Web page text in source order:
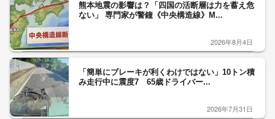
熊本地震の影響は？「四国の活断層は力を蓄え危
ない」 専門家が警鐘《中央構造線》M...
2026年8月4日
「簡単にブレーキが利くわけではない」10トン積
み走行中に震度7 65歳ドライバー...
2026年7月31日